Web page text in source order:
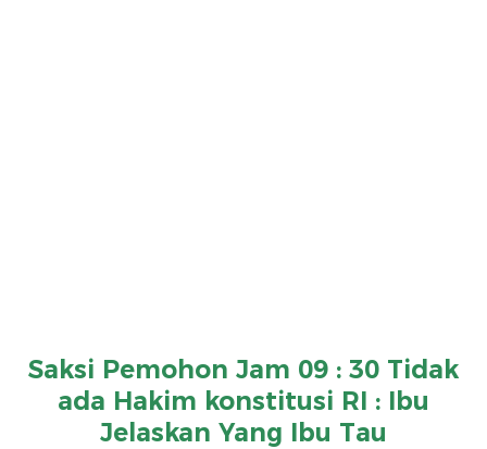
Saksi Pemohon Jam 09 : 30 Tidak
ada Hakim konstitusi RI : Ibu
Jelaskan Yang Ibu Tau